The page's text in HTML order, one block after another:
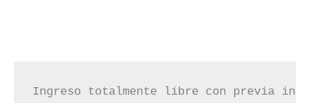
Ingreso totalmente libre con previa